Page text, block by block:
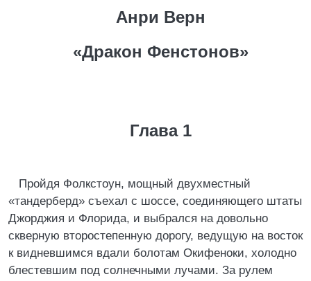
Анри Верн
«Дракон Фенстонов»
Глава 1
Пройдя Фолкстоун, мощный двухместный
«тандерберд» съехал с шоссе, соединяющего штаты
Джорджия и Флорида, и выбрался на довольно
скверную второстепенную дорогу, ведущую на восток
к видневшимся вдали болотам Окифеноки, холодно
блестевшим под солнечными лучами. За рулем